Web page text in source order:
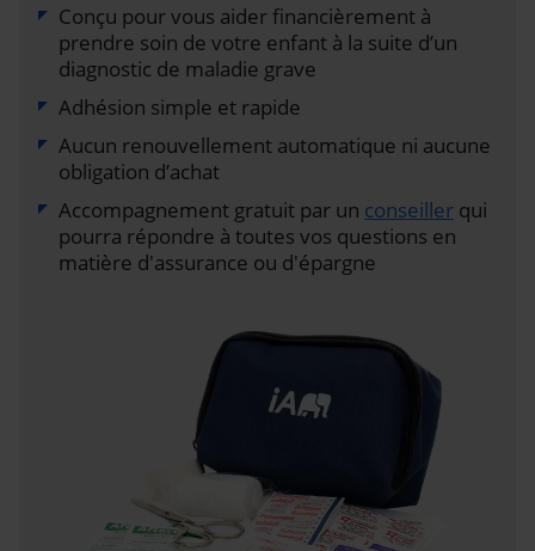
Conçu pour vous aider financièrement à
prendre soin de votre enfant à la suite d’un
diagnostic de maladie grave
Adhésion simple et rapide
Aucun renouvellement automatique ni aucune
obligation d’achat
Accompagnement gratuit par un conseiller qui
pourra répondre à toutes vos questions en
matière d'assurance ou d'épargne